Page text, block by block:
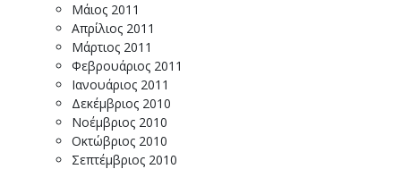
Μάιος 2011
Απρίλιος 2011
Μάρτιος 2011
Φεβρουάριος 2011
Ιανουάριος 2011
Δεκέμβριος 2010
Νοέμβριος 2010
Οκτώβριος 2010
Σεπτέμβριος 2010